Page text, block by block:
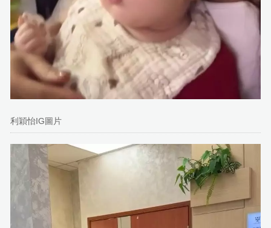
利穎怡IG圖片